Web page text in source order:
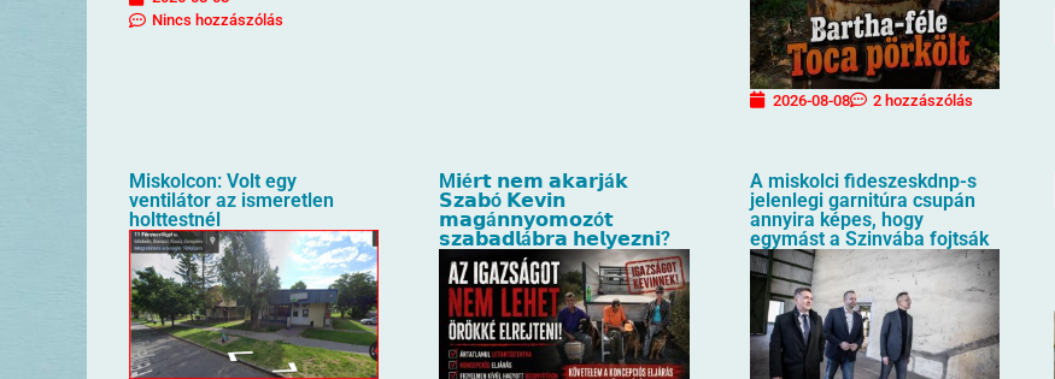
Nincs hozzászólás
2026-08-08 2 hozzászólás
Miskolcon: Volt egy
ventilátor az ismeretlen
holttestnél
M𝗶é𝗿𝘁 𝗻𝗲𝗺 𝗮𝗸𝗮𝗿𝗷á𝗸
𝗦𝘇𝗮𝗯ó 𝗞𝗲𝘃𝗶𝗻
𝗺𝗮𝗴á𝗻𝗻𝘆𝗼𝗺𝗼𝘇ó𝘁
𝘀𝘇𝗮𝗯𝗮𝗱𝗹á𝗯𝗿𝗮 𝗵𝗲𝗹𝘆𝗲𝘇𝗻𝗶?
A miskolci fideszeskdnp-s
jelenlegi garnitúra csupán
annyira képes, hogy
egymást a Szinvába fojtsák